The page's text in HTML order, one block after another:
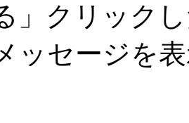
」クリック
ッセージを